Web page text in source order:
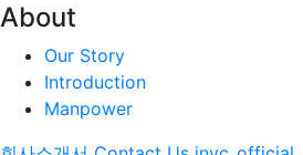
About
Our Story
Introduction
Manpower